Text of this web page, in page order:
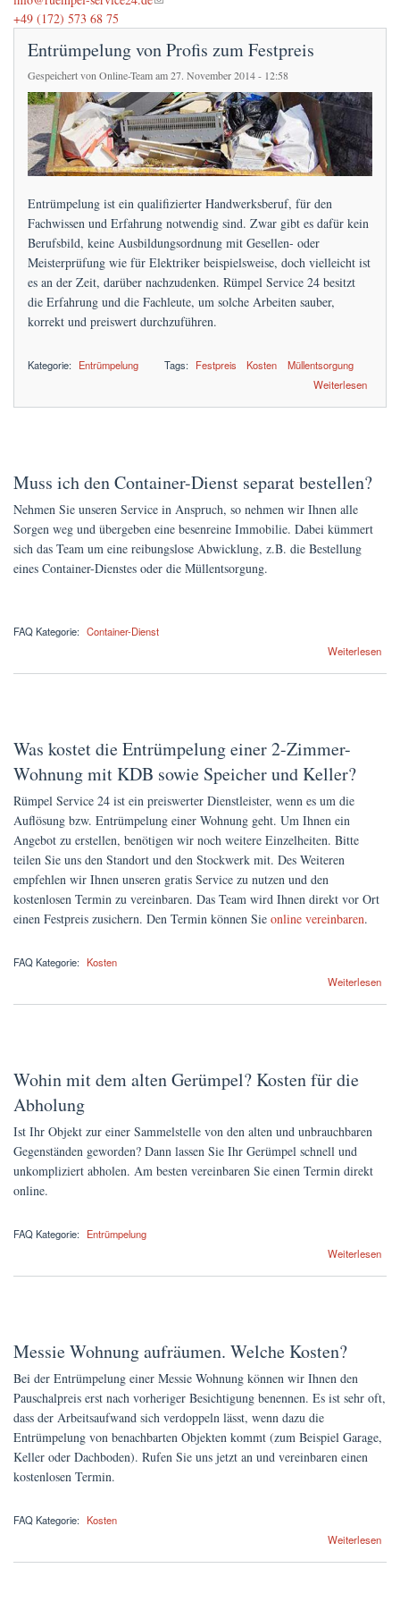
Preise
FAQs
Terminanfrage
+49 (172) 573 68 75
Entrümpelung von Profis zum Festpreis
Gespeichert von Online-Teamam 27. November 2014 - 12:58
Entrümpelung ist ein qualifizierter Handwerksberuf, für den
Fachwissen und Erfahrung notwendig sind. Zwar gibt es dafür kein
Berufsbild, keine Ausbildungsordnung mit Gesellen- oder
Meisterprüfung wie für Elektriker beispielsweise, doch vielleicht ist
es an der Zeit, darüber nachzudenken. Rümpel Service 24 besitzt
die Erfahrung und die Fachleute, um solche Arbeiten sauber,
korrekt und preiswert durchzuführen.
Kategorie: Entrümpelung Tags: Festpreis Kosten
Müllentsorgung
Weiterlesen
Muss ich den Container-Dienst separat bestellen?
Nehmen Sie unseren Service in Anspruch, so nehmen wir Ihnen alle
Sorgen weg und übergeben eine besenreine Immobilie. Dabei kümmert
sich das Team um eine reibungslose Abwicklung, z.B. die Bestellung
eines Container-Dienstes oder die Müllentsorgung.
FAQ Kategorie: Container-Dienst
Weiterlesen
Was kostet die Entrümpelung einer 2-Zimmer-
Wohnung mit KDB sowie Speicher und Keller?
Rümpel Service 24 ist ein preiswerter Dienstleister, wenn es um die
Auflösung bzw. Entrümpelung einer Wohnung geht. Um Ihnen ein
Angebot zu erstellen, benötigen wir noch weitere Einzelheiten. Bitte
teilen Sie uns den Standort und den Stockwerk mit. Des Weiteren
empfehlen wir Ihnen unseren gratis Service zu nutzen und den
kostenlosen Termin zu vereinbaren. Das Team wird Ihnen direkt vor Ort
einen Festpreis zusichern. Den Termin können Sie online vereinbaren.
FAQ Kategorie: Kosten
Weiterlesen
über Was kostet die Entrümpelung einer 2-Zimmer-Wohnung mit KDB sowie Speicher
Wohin mit dem alten Gerümpel? Kosten für die
Abholung
Ist Ihr Objekt zur einer Sammelstelle von den alten und unbrauchbaren
Gegenständen geworden? Dann lassen Sie Ihr Gerümpel schnell und
unkompliziert abholen. Am besten vereinbaren Sie einen Termin direkt
online.
FAQ Kategorie: Entrümpelung
Weiterlesen
Messie Wohnung aufräumen. Welche Kosten?
Bei der Entrümpelung einer Messie Wohnung können wir Ihnen den
Pauschalpreis erst nach vorheriger Besichtigung benennen. Es ist sehr oft,
dass der Arbeitsaufwand sich verdoppeln lässt, wenn dazu die
Entrümpelung von benachbarten Objekten kommt (zum Beispiel Garage,
Keller oder Dachboden). Rufen Sie uns jetzt an und vereinbaren einen
kostenlosen Termin.
FAQ Kategorie: Kosten
Weiterlesen